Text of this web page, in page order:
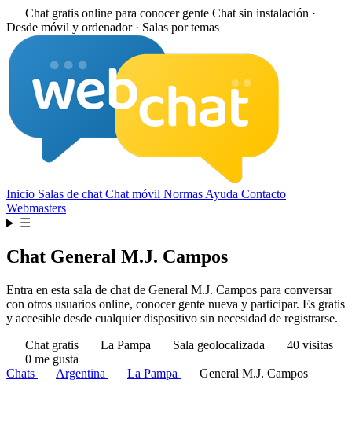
Chat gratis online para conocer gente Chat sin instalación ·
Desde móvil y ordenador · Salas por temas
Inicio Salas de chat Chat móvil Normas Ayuda Contacto
Webmasters
☰
Chat General M.J. Campos
Entra en esta sala de chat de General M.J. Campos para conversar
con otros usuarios online, conocer gente nueva y participar. Es gratis
y accesible desde cualquier dispositivo sin necesidad de registrarse.
Chat gratis
La Pampa Sala geolocalizada
40 visitas
0 me gusta
Chats
Argentina La Pampa General M.J. Campos